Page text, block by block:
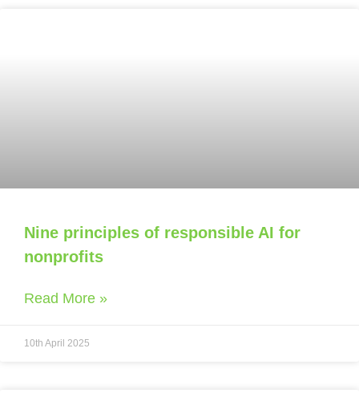
Nine principles of responsible AI for
nonprofits
Read More »
10th April 2025